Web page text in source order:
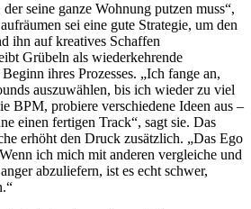
seine ganze Wohnung putzen muss“,
sei eine gute Strategie, um den
ihn auf kreatives Schaffen
Grübeln als wiederkehrende
ihres Prozesses. „Ich fange an,
auszuwählen, bis ich wieder zu viel
BPM, probiere verschiedene Ideen aus –
einen fertigen Track“, sagt sie. Das
erhöht den Druck zusätzlich. „Das Ego
ich mich mit anderen vergleiche und
abzuliefern, ist es echt schwer,